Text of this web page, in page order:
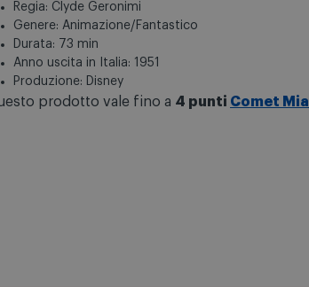
Regia: Clyde Geronimi
Genere: Animazione/Fantastico
Durata: 73 min
Anno uscita in Italia: 1951
Produzione: Disney
prodotto vale fino a 4 punti Comet Mia